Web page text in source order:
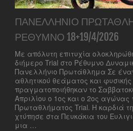
ΠΑΝΕΛΛΉΝΙΟ
ΡΈΘΥΜΝΟ 18+19/4/2026
Με απόλυτη επιτυχία
διήμερο Trial στο Ρέθυμνο
Πανελλήνιο Πρωτάθλημα Σε
αθλητικού θεάματος και
πραγματοποιήθηκαν το
Απριλίου ο 1ος και ο 2ος αγώνας
Πρωταθλήματος Trial. Η καρδιά
χτύπησε στα Πευκάκια του
μια …